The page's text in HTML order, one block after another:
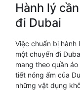
Hành lý
đi Dubai
Việc chuẩn bị
một chuyến đi
mang theo quần
tiết nóng ẩm của
những vật dụng